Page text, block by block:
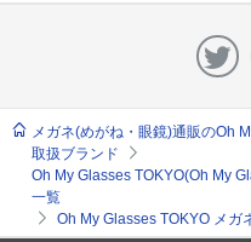
メガネ(めがね・眼鏡)通販のOh
取扱ブランド
Oh My Glasses TOKYO(Oh My
一覧
Oh My Glasses TOKYO メガ